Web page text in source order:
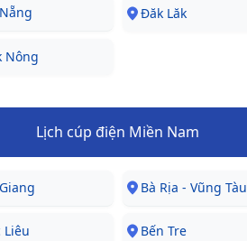
Đăk Lăk
Nông
Lịch cúp điện Miền Nam
Bà Rịa - Vũng Tàu
Liêu Bến Tre